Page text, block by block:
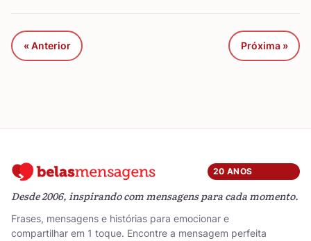
« Anterior Próxima »
20 ANOS
Desde 2006, inspirando com mensagens para cada momento.
Frases, mensagens e histórias para emocionar e
compartilhar em 1 toque. Encontre a mensagem perfeita